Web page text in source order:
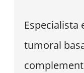
Especialista
tumoral